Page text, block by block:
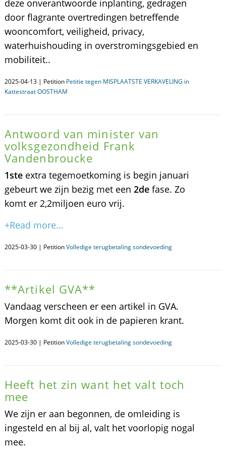
deze onverantwoorde inplanting, gedragen
door flagrante overtredingen betreffende
wooncomfort, veiligheid, privacy,
waterhuishouding in overstromingsgebied en
mobiliteit..
2025-04-13 | Petition Petitie tegen MISPLAATSTE VERKAVELING in
Kattestraat OOSTHAM
Antwoord van minister van
volksgezondheid Frank
Vandenbroucke
1steextra tegemoetkoming is begin januari
gebeurt we zijn bezig met een 2defase. Zo
komt er 2,2miljoen euro vrij.
+Read more...
2025-03-30 | PetitionVolledige terugbetaling sondevoeding
**Artikel GVA**
Vandaag verscheen er een artikel in GVA.
Morgen komt dit ook in de papieren krant.
2025-03-30 | PetitionVolledige terugbetaling sondevoeding
Heeft het zin want het valt toch
mee
We zijn er aan begonnen, de omleiding is
ingesteld en al bij al, valt het voorlopig nogal
mee.